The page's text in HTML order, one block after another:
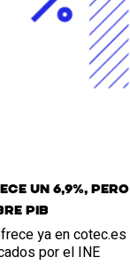
un 6,9%, pero
PIB
ya en cotec.es
por el INE